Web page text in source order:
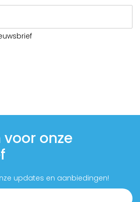
onze
updates en aanbiedingen!